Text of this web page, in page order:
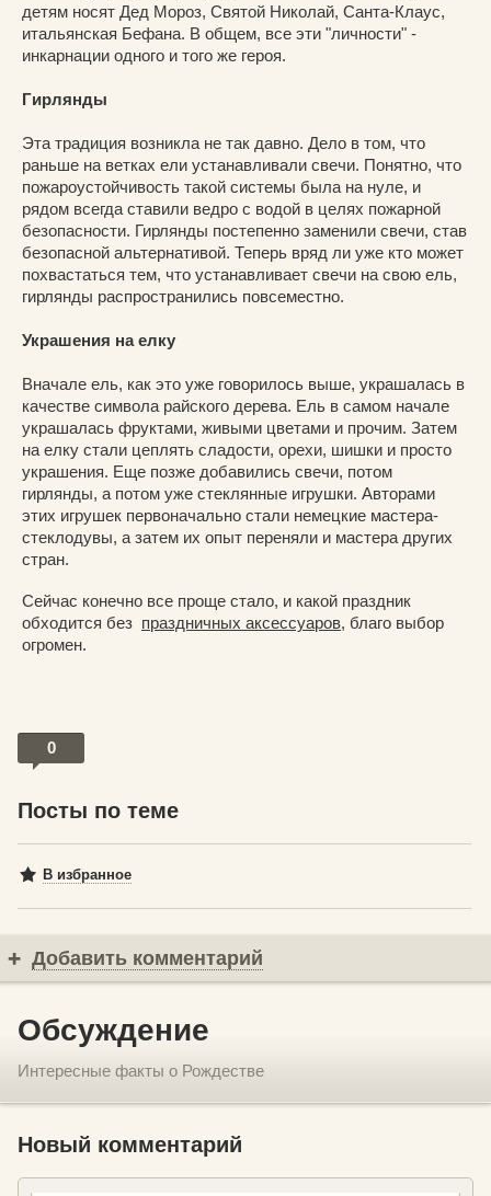
детям носят Дед Мороз, Святой Николай, Санта-Клаус,
итальянская Бефана. В общем, все эти "личности" -
инкарнации одного и того же героя.
Гирлянды
Эта традиция возникла не так давно. Дело в том, что
раньше на ветках ели устанавливали свечи. Понятно, что
пожароустойчивость такой системы была на нуле, и
рядом всегда ставили ведро с водой в целях пожарной
безопасности. Гирлянды постепенно заменили свечи, став
безопасной альтернативой. Теперь вряд ли уже кто может
похвастаться тем, что устанавливает свечи на свою ель,
гирлянды распространились повсеместно.
Украшения на елку
Вначале ель, как это уже говорилось выше, украшалась в
качестве символа райского дерева. Ель в самом начале
украшалась фруктами, живыми цветами и прочим. Затем
на елку стали цеплять сладости, орехи, шишки и просто
украшения. Еще позже добавились свечи, потом
гирлянды, а потом уже стеклянные игрушки. Авторами
этих игрушек первоначально стали немецкие мастера-
стеклодувы, а затем их опыт переняли и мастера других
стран.
Сейчас конечно все проще стало, и какой праздник
обходится без праздничных аксессуаров, благо выбор
огромен.
0
Посты по теме
В избранное
Добавить комментарий
Обсуждение
Интересные факты о Рождестве
Новый комментарий